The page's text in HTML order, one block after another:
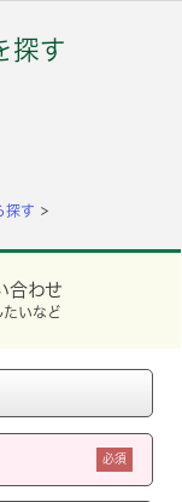
探す
探す
合わせ
たいなど
必須